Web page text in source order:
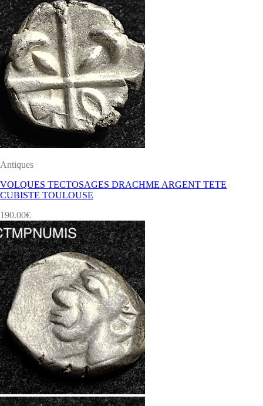
Antiques
VOLQUES TECTOSAGES DRACHME ARGENT TETE
CUBISTE TOULOUSE
190.00€